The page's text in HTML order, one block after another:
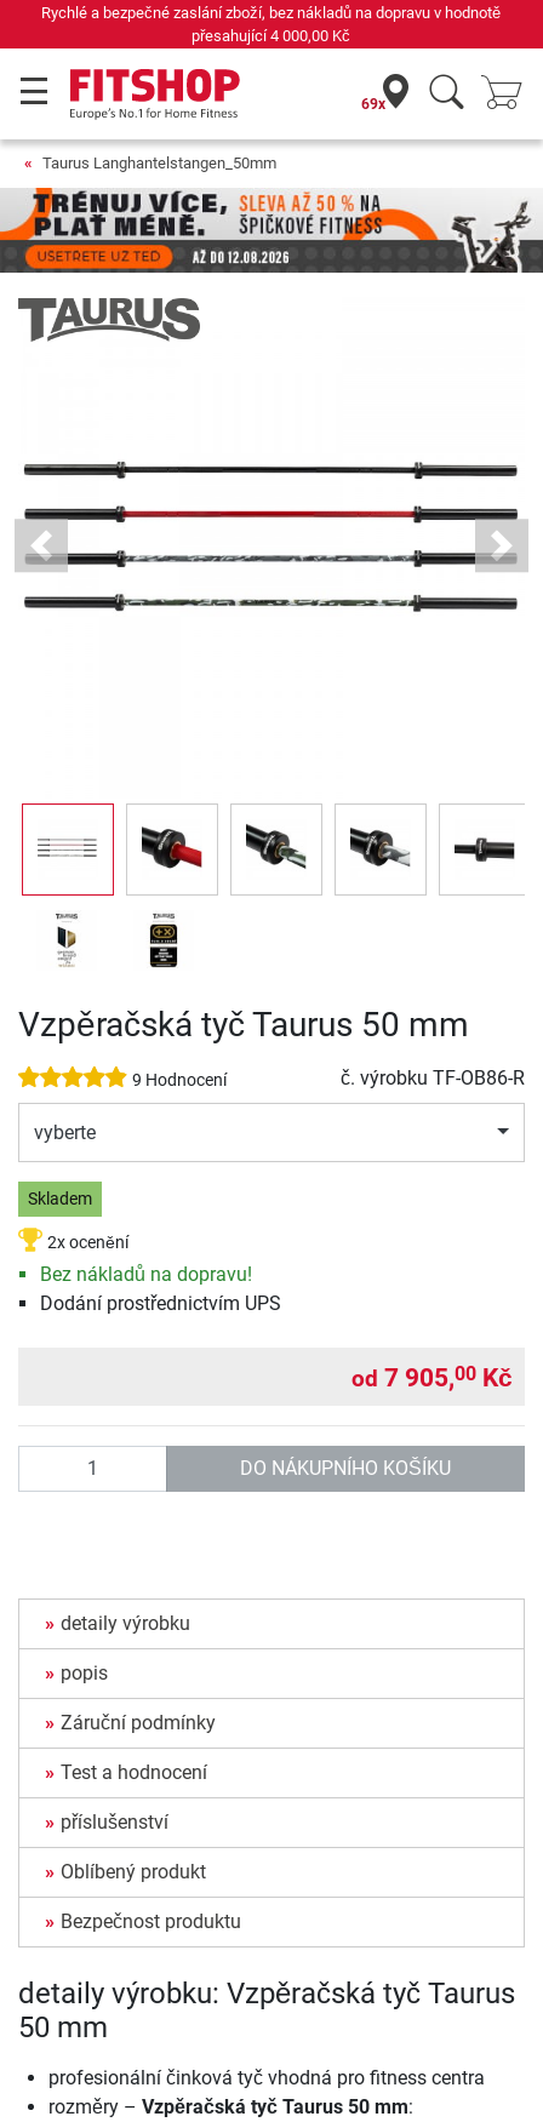
Již 42 let váš odborník na domácí fitness
69x
Taurus Langhantelstangen_50mm
Previous Next
Vzpěračská tyč Taurus 50 mm
9 Hodnocení č. výrobku TF-OB86-R
vyberte
Skladem
2x ocenění
Bez nákladů na dopravu!
Dodání prostřednictvím UPS
od 7 905,00 Kč
DO NÁKUPNÍHO KOŠÍKU
detaily výrobku
popis
Záruční podmínky
Test a hodnocení
příslušenství
Oblíbený produkt
Bezpečnost produktu
detaily výrobku: Vzpěračská tyč Taurus
50 mm
profesionální činková tyč vhodná pro fitness centra
rozměry – Vzpěračská tyč Taurus 50 mm: